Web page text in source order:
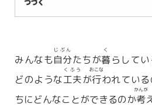
みんなも自分
じぶん
たちが暮
く
らしてい
どのような工夫
くふう
が行
おこな
われてい
ちにどんなことができるのか考
かんが